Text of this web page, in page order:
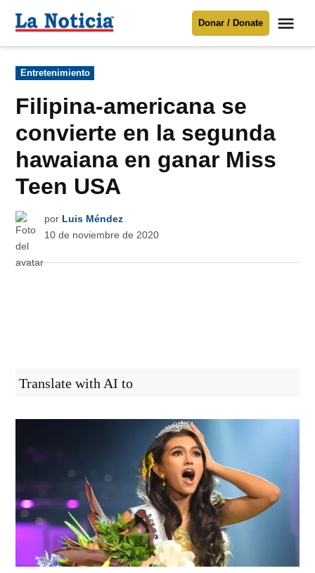
Para mantenerte informado necesitamos
Donar
contenido
Noticia
Donar / Donate
Publicado
en
Entretenimiento
Filipina-americana se
convierte en la segunda
hawaiana en ganar Miss
Teen USA
por Luis Méndez
10 de noviembre de 2020
Translate with AI to